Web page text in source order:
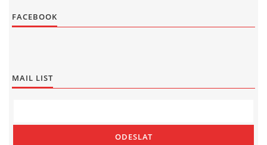
FACEBOOK
MAIL LIST